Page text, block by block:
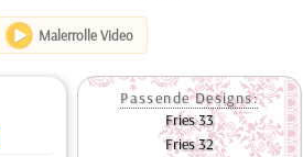
Malerrolle Video
Passende Designs:
Fries 33
Fries 32